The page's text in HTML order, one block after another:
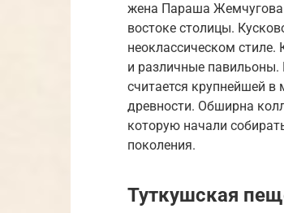
жена Параша Жемчугова
востоке столицы.
неоклассическом стиле.
и различные павильоны.
считается крупнейшей в
древности. Обширна
которую начали
поколения.
Туткушская